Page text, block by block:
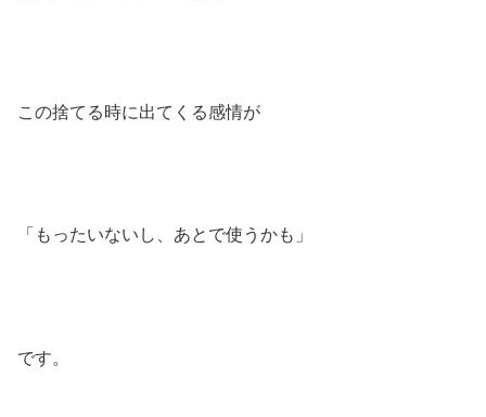
この捨てる時に出てくる感情が
「もったいないし、あとで使うかも」
です。